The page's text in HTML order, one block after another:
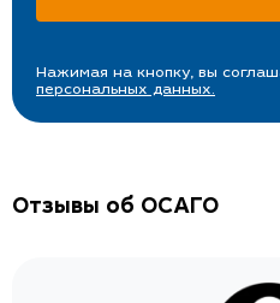
Нажимая на кнопку, вы
персональных данных.
Отзывы об ОСАГО